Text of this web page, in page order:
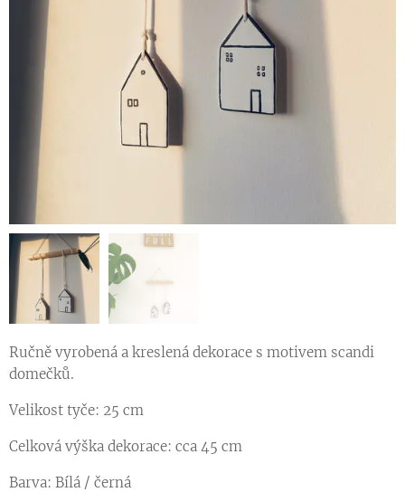
Ručně vyrobená a kreslená dekorace s motivem scandi
domečků.
Velikost tyče: 25 cm
Celková výška dekorace: cca 45 cm
Barva: Bílá / černá